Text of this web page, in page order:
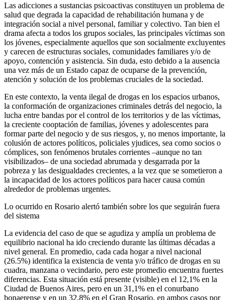
Las adicciones a sustancias psicoactivas constituyen un problema de
salud que degrada la capacidad de rehabilitación humana y de
integración social a nivel personal, familiar y colectivo. Tan bien el
drama afecta a todos los grupos sociales, las principales víctimas son
los jóvenes, especialmente aquellos que son socialmente excluyentes
y carecen de estructuras sociales, comunidades familiares y/o de
apoyo, contención y asistencia. Sin duda, esto debido a la ausencia
una vez más de un Estado capaz de ocuparse de la prevención,
atención y solución de los problemas cruciales de la sociedad.
En este contexto, la venta ilegal de drogas en los espacios urbanos,
la conformación de organizaciones criminales detrás del negocio, la
lucha entre bandas por el control de los territorios y de las víctimas,
la creciente cooptación de familias, jóvenes y adolescentes para
formar parte del negocio y de sus riesgos, y, no menos importante, la
colusión de actores políticos, policiales yjudices, sea como socios o
cómplices, son fenómenos brutales corrientes –aunque no tan
visibilizados– de una sociedad abrumada y desgarrada por la
pobreza y las desigualdades crecientes, a la vez que se sometieron a
la incapacidad de los actores políticos para hacer causa común
alrededor de problemas urgentes.
Lo ocurrido en Rosario alertó también sobre los que seguirán fuera
del sistema
La evidencia del caso de que se agudiza y amplía un problema de
equilibrio nacional ha ido creciendo durante las últimas décadas a
nivel general. En promedio, cada cada hogar a nivel nacional
(26.5%) identifica la existencia de venta y/o tráfico de drogas en su
cuadra, manzana o vecindario, pero este promedio encuentra fuertes
diferencias. Esta situación está presente (visible) en el 12,1% en la
Ciudad de Buenos Aires, pero en un 31,1% en el conurbano
bonaerense y en un 32,8% en el Gran Rosario, en ambos casos por